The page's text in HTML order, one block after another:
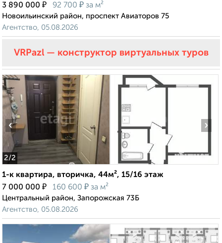
3 890 000 ₽ 92 700 ₽ за м²
Новоильинский район, проспект Авиаторов 75
Агентство, 05.08.2026
VRPazl — конструктор виртуальных туров
2/2
‹ ›
1-к квартира, вторичка, 44м², 15/16 этаж
7 000 000 ₽ 160 600 ₽ за м²
Центральный район, Запорожская 73Б
Агентство, 05.08.2026